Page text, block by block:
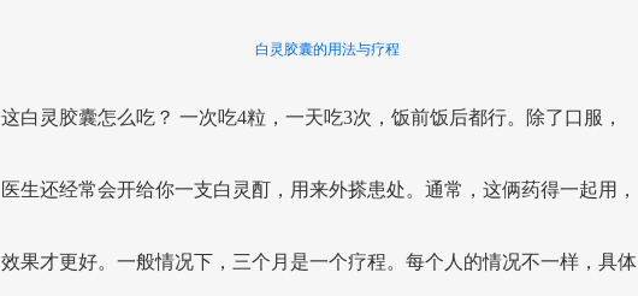
白灵胶囊的用法与疗程
这白灵胶囊怎么吃？ 一次吃4粒，一天吃3次，饭前饭后都行。除了口服，
医生还经常会开给你一支白灵酊，用来外搽患处。通常，这俩药得一起用，
效果才更好。一般情况下，三个月是一个疗程。每个人的情况不一样，具体